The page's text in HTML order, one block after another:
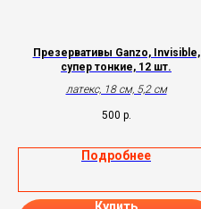
Презервативы Ganzo, Invisible,
супер тонкие, 12 шт.
латекс, 18 см, 5,2 см
500 р.
Подробнее